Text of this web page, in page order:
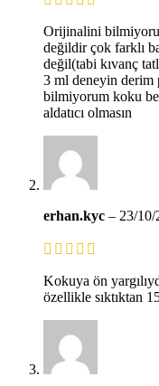
Orijinalini
değildir çok farklı
değil(tabi kıvanç
3 ml deneyin derim
bilmiyorum koku
aldatıcı olmasın
erhan.kyc – 23/10/
Kokuya ön
özellikle sıktıktan